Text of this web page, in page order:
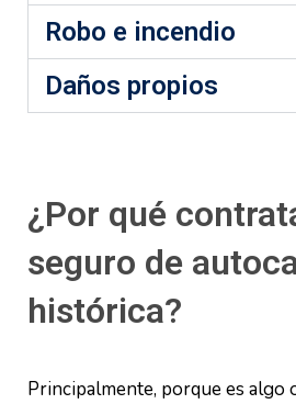
Robo e incendio
Daños propios
¿Por qué
seguro de
histórica?
Principalmente, porque es algo